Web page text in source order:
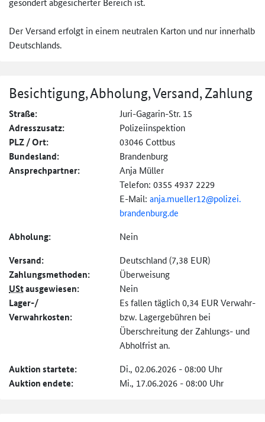
Der Versand erfolgt in einem neutralen Karton und nur innerhalb
Deutschlands.
Besichtigung, Abholung, Versand, Zahlung
Straße: Juri-Gagarin-Str. 15
Adresszusatz: Polizeiinspektion
PLZ / Ort: 03046 Cottbus
Bundesland: Brandenburg
Ansprechpartner:
Anja Müller
Telefon: 0355 4937 2229
E-Mail: anja.mueller12@polizei.
brandenburg.de
Abholung: Nein
Versand: Deutschland (7,38 EUR)
Zahlungs­methoden: Überweisung
UStausgewiesen: Nein
Lager-/
Verwahrkosten:
Es fallen täglich 0,34 EUR Verwahr-
bzw. Lagergebühren bei
Überschreitung der Zahlungs- und
Abholfrist an.
Auktion startete: Di., 02.06.2026 - 08:00 Uhr
Auktion endete: Mi., 17.06.2026 - 08:00 Uhr